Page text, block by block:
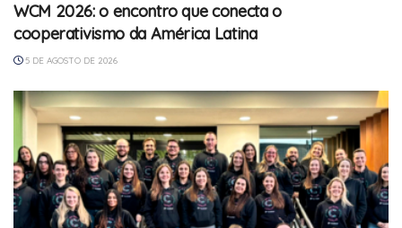
WCM 2026: o encontro que conecta o
cooperativismo da América Latina
5 DE AGOSTO DE 2026